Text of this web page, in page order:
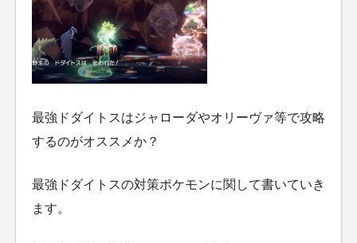
最強ドダイトスはジャローダやオリーヴァ等で攻略
するのがオススメか？
最強ドダイトスの対策ポケモンに関して書いていき
ます。